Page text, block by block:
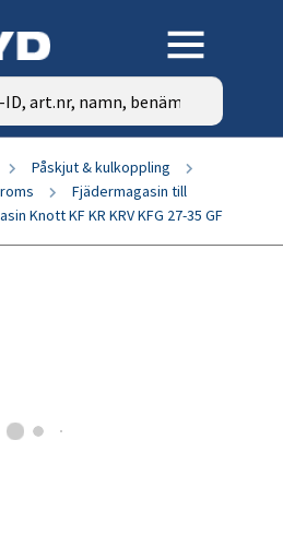
Påskjut & kulkoppling
Fjädermagasin till
Knott KF KR KRV KFG 27-35 GF